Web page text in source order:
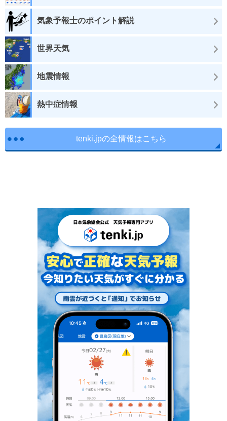
気象予報士のポイント解説
世界天気
地震情報
熱中症情報
tenki.jpの全情報はこちら